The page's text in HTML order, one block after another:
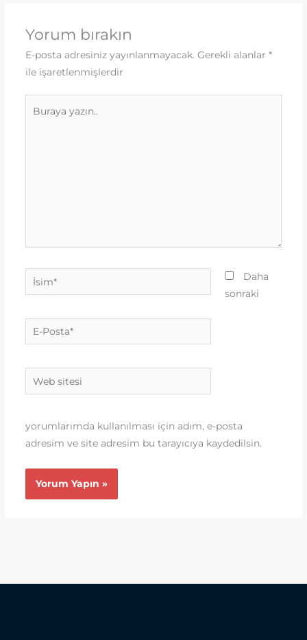
Yorum bırakın
E-posta adresiniz yayınlanmayacak. Gerekli alanlar *
ile işaretlenmişlerdir
İsim*
E-
Posta*
Web
sitesi
Daha
sonraki
yorumlarımda kullanılması için adım, e-posta
adresim ve site adresim bu tarayıcıya kaydedilsin.